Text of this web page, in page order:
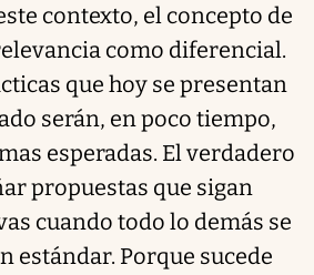
contexto, el concepto de
como diferencial.
que hoy se presentan
serán, en poco tiempo,
esperadas. El verdadero
propuestas que sigan
cuando todo lo demás se
estándar. Porque sucede